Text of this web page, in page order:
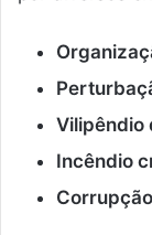
Vilipêndio
Incêndio